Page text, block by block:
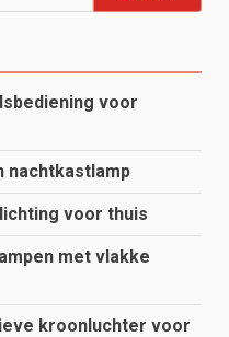
voor
nachtkastlamp
voor thuis
met vlakke
kroonluchter voor